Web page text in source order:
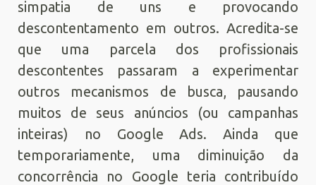
simpatia de uns e provocando
descontentamento em outros. Acredita-se
que uma parcela dos profissionais
descontentes passaram a experimentar
outros mecanismos de busca, pausando
muitos de seus anúncios (ou campanhas
inteiras) no Google Ads. Ainda que
temporariamente, uma diminuição da
concorrência no Google teria contribuído